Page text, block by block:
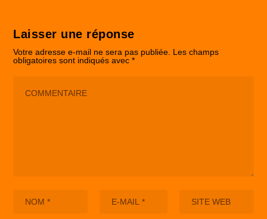
Laisser une réponse
Votre adresse e-mail ne sera pas publiée. Les champs
obligatoires sont indiqués avec*